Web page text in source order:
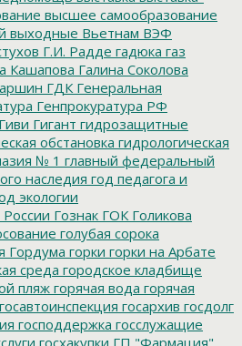
высшее самообразование
выходные Вьетнам ВЭФ
Г.И. Радде гадюка газ
Кашапова Галина Соколова
ГДК Генеральная
Генпрокуратура РФ
Гиви Гигант гидрозащитные
обстановка гидрологическая
№ 1 главный федеральный
наследия год педагога и
экологии
Гознак ГОК Голикова
голубая сорока
Гордума горки горки на Арбате
среда городское кладбище
пляж горячая вода горячая
госавтоинспекция госархив госдолг
господдержка госслужащие
госхакупки ГП "Фармация"